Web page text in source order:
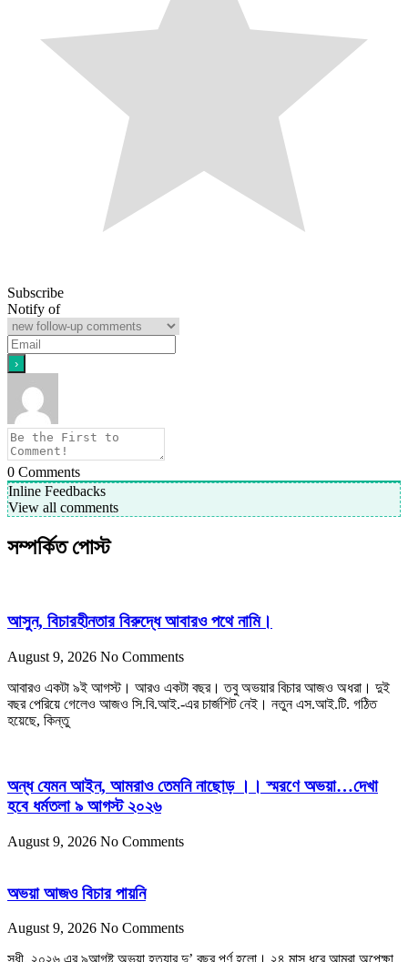
Subscribe
Notify of
0 Comments
Inline Feedbacks
View all comments
সম্পর্কিত পোস্ট
আসুন, বিচারহীনতার বিরুদ্ধে আবারও পথে নামি।
August 9, 2026 No Comments
আবারও একটা ৯ই আগস্ট। আরও একটা বছর। তবু অভয়ার বিচার আজও অধরা। দুই
বছর পেরিয়ে গেলেও আজও সি.বি.আই.-এর চার্জশিট নেই। নতুন এস.আই.টি. গঠিত
হয়েছে, কিন্তু
অন্ধ যেমন আইন, আমরাও তেমনি নাছোড় ।। স্মরণে অভয়া…দেখা
হবে ধর্মতলা ৯ আগস্ট ২০২৬
August 9, 2026 No Comments
অভয়া আজও বিচার পায়নি
August 9, 2026 No Comments